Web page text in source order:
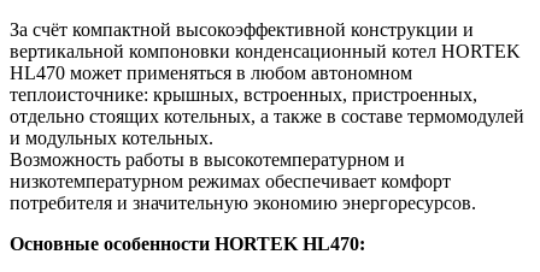
За счёт компактной высокоэффективной конструкции и
вертикальной компоновки конденсационный котел HORTEK
HL470 может применяться в любом автономном
теплоисточнике: крышных, встроенных, пристроенных,
отдельно стоящих котельных, а также в составе термомодулей
и модульных котельных.
Возможность работы в высокотемпературном и
низкотемпературном режимах обеспечивает комфорт
потребителя и значительную экономию энергоресурсов.
Основные особенности HORTEK HL470: